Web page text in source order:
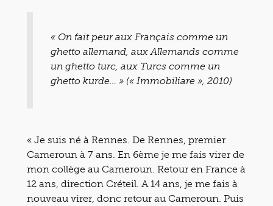
« On fait peur aux Français comme un
ghetto allemand, aux Allemands comme
un ghetto turc, aux Turcs comme un
ghetto kurde… » (« Immobiliare », 2010)
« Je suis né à Rennes. De Rennes, premier
Cameroun à 7 ans. En 6ème je me fais virer de
mon collège au Cameroun. Retour en France à
12 ans, direction Créteil. A 14 ans, je me fais à
nouveau virer, donc retour au Cameroun. Puis